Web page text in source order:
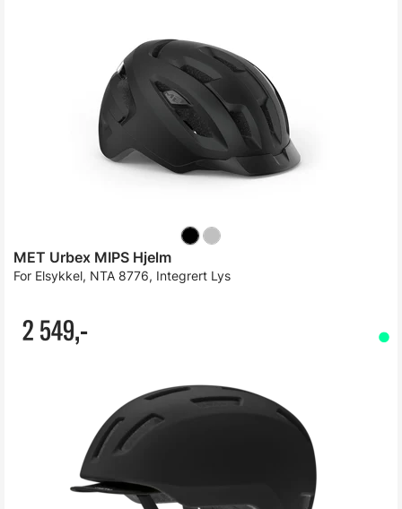
MET Urbex MIPS Hjelm
For Elsykkel, NTA 8776, Integrert Lys
2 549,-